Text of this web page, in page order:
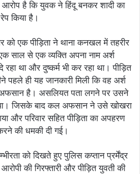
आरोप है कि युवक ने हिंदू बनकर शादी का
किया है।
को एक पीड़िता ने थाना कनखल में तहरीर
साल से एक व्यक्ति अपना नाम अर्श
रहा था और दुष्कर्म भी कर रहा था। पीड़ित
पहले ही यह जानकारी मिली कि वह अर्श
अफसान है। असलियत पता लगने पर उसने
जिसके बाद कल अफसान ने उसे खोखरा
और परिवार सहित पीड़िता का अपहरण
की धमकी दी गई।
को दिखते हुए पुलिस कप्तान प्रर्मेंद्र
की गिरफ्तारी और पीड़ित युवती की